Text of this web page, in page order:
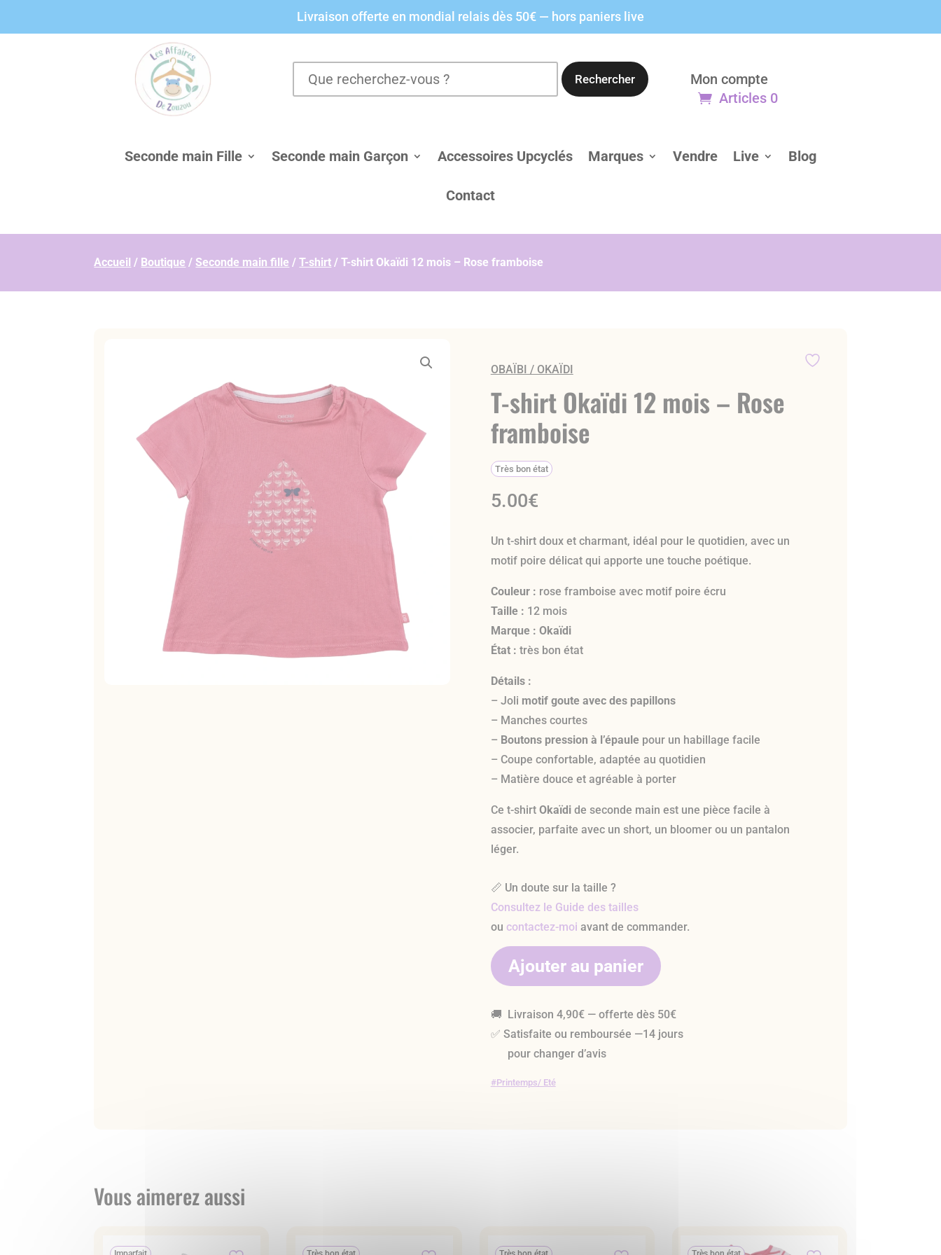
Livraison offerte en mondial relais dès 50€ — hors paniers live
Rechercher
Mon compte
Articles 0
Seconde main Fille Seconde main Garçon Accessoires Upcyclés Marques Vendre Live Blog
Contact
Accueil / Boutique /Seconde main fille /T-shirt /T-shirt Okaïdi 12 mois – Rose framboise
OBAÏBI / OKAÏDI
T-shirt Okaïdi 12 mois – Rose
framboise
Très bon état
5.00€
Un t-shirt doux et charmant, idéal pour le quotidien, avec un
motif poire délicat qui apporte une touche poétique.
Couleur : rose framboise avec motif poire écru
Taille : 12 mois
Marque : Okaïdi
État : très bon état
Détails :
– Joli motif goute avec des papillons
– Manches courtes
– Boutons pression à l’épaulepour un habillage facile
– Coupe confortable, adaptée au quotidien
– Matière douce et agréable à porter
Ce t-shirt Okaïdide seconde main est une pièce facile à
associer, parfaite avec un short, un bloomer ou un pantalon
léger.
📏 Un doute sur la taille ?
Consultez le Guide des tailles
ou contactez-moi avant de commander.
Ajouter au panier
🚚 Livraison 4,90€ — offerte dès 50€
✅ Satisfaite ou remboursée —14 jours
pour changer d’avis
Printemps/ Eté
Vous aimerez aussi